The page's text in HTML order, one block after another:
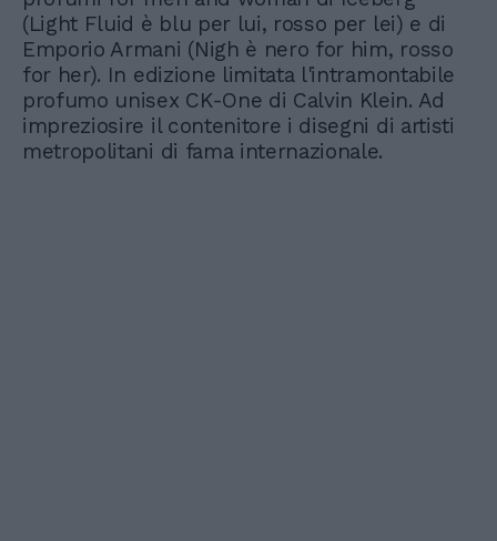
(Light Fluid è blu per lui, rosso per lei) e di
Emporio Armani (Nigh è nero for him, rosso
for her). In edizione limitata l'intramontabile
profumo unisex CK-One di Calvin Klein. Ad
impreziosire il contenitore i disegni di artisti
metropolitani di fama internazionale.